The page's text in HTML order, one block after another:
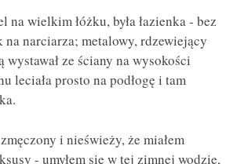
na wielkim łóżku, była łazienka - bez
narciarza; metalowy, rdzewiejący
wystawał ze ściany na wysokości
leciała prosto na podłogę i tam
i nieświeży, że miałem
- umyłem się w tej zimnej wodzie,